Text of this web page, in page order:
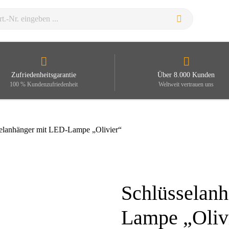
Zufriedenheitsgarantie
100 % Kundenzufriedenheit
Über 8.000 Kunden
Weltweit vertrauen uns
mit LED-Lampe „Olivier“
Lampe